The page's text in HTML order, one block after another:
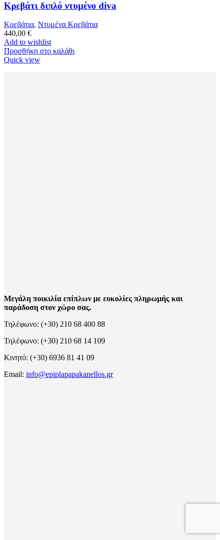
Κρεβάτι διπλό ντυμένο diva
Κρεβάτια, Ντυμένα Κρεβάτια
440,00 €
Add to wishlist
Προσθήκη στο καλάθι
Quick view
Μεγάλη ποικιλία επίπλων με ευκολίες πληρωμής και
παράδοση στον χώρο σας.
Τηλέφωνο: (+30) 210 68 400 88
Τηλέφωνο: (+30) 210 68 14 109
Κινητό: (+30) 6936 81 41 09
Email: info@epiplapapakanellos.gr